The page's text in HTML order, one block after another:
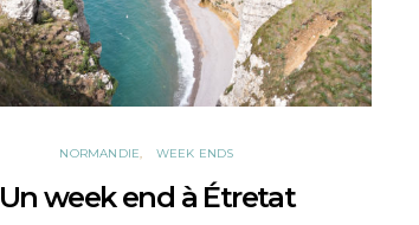
NORMANDIE WEEK ENDS
Un week end à Étretat